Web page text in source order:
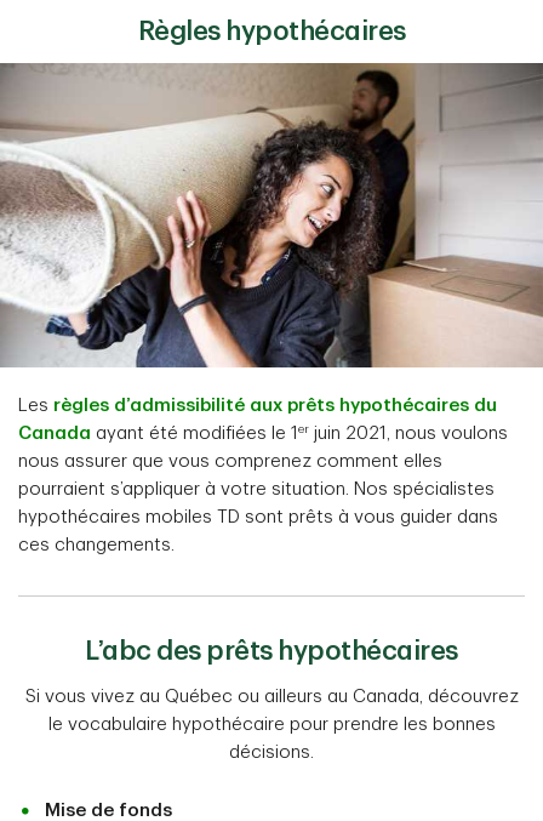
Règles hypothécaires
Les règles d’admissibilité aux prêts hypothécaires du
Canada ayant été modifiées le 1 er juin 2021, nous voulons
nous assurer que vous comprenez comment elles
pourraient s’appliquer à votre situation. Nos spécialistes
hypothécaires mobiles TD sont prêts à vous guider dans
ces changements.
L’abc des prêts hypothécaires
Si vous vivez au Québec ou ailleurs au Canada, découvrez
le vocabulaire hypothécaire pour prendre les bonnes
décisions.
Mise de fonds